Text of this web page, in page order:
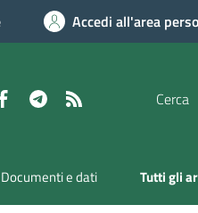
Accedi all'area
FacebookTelegram Cerca
Documenti e dati Tutti gli